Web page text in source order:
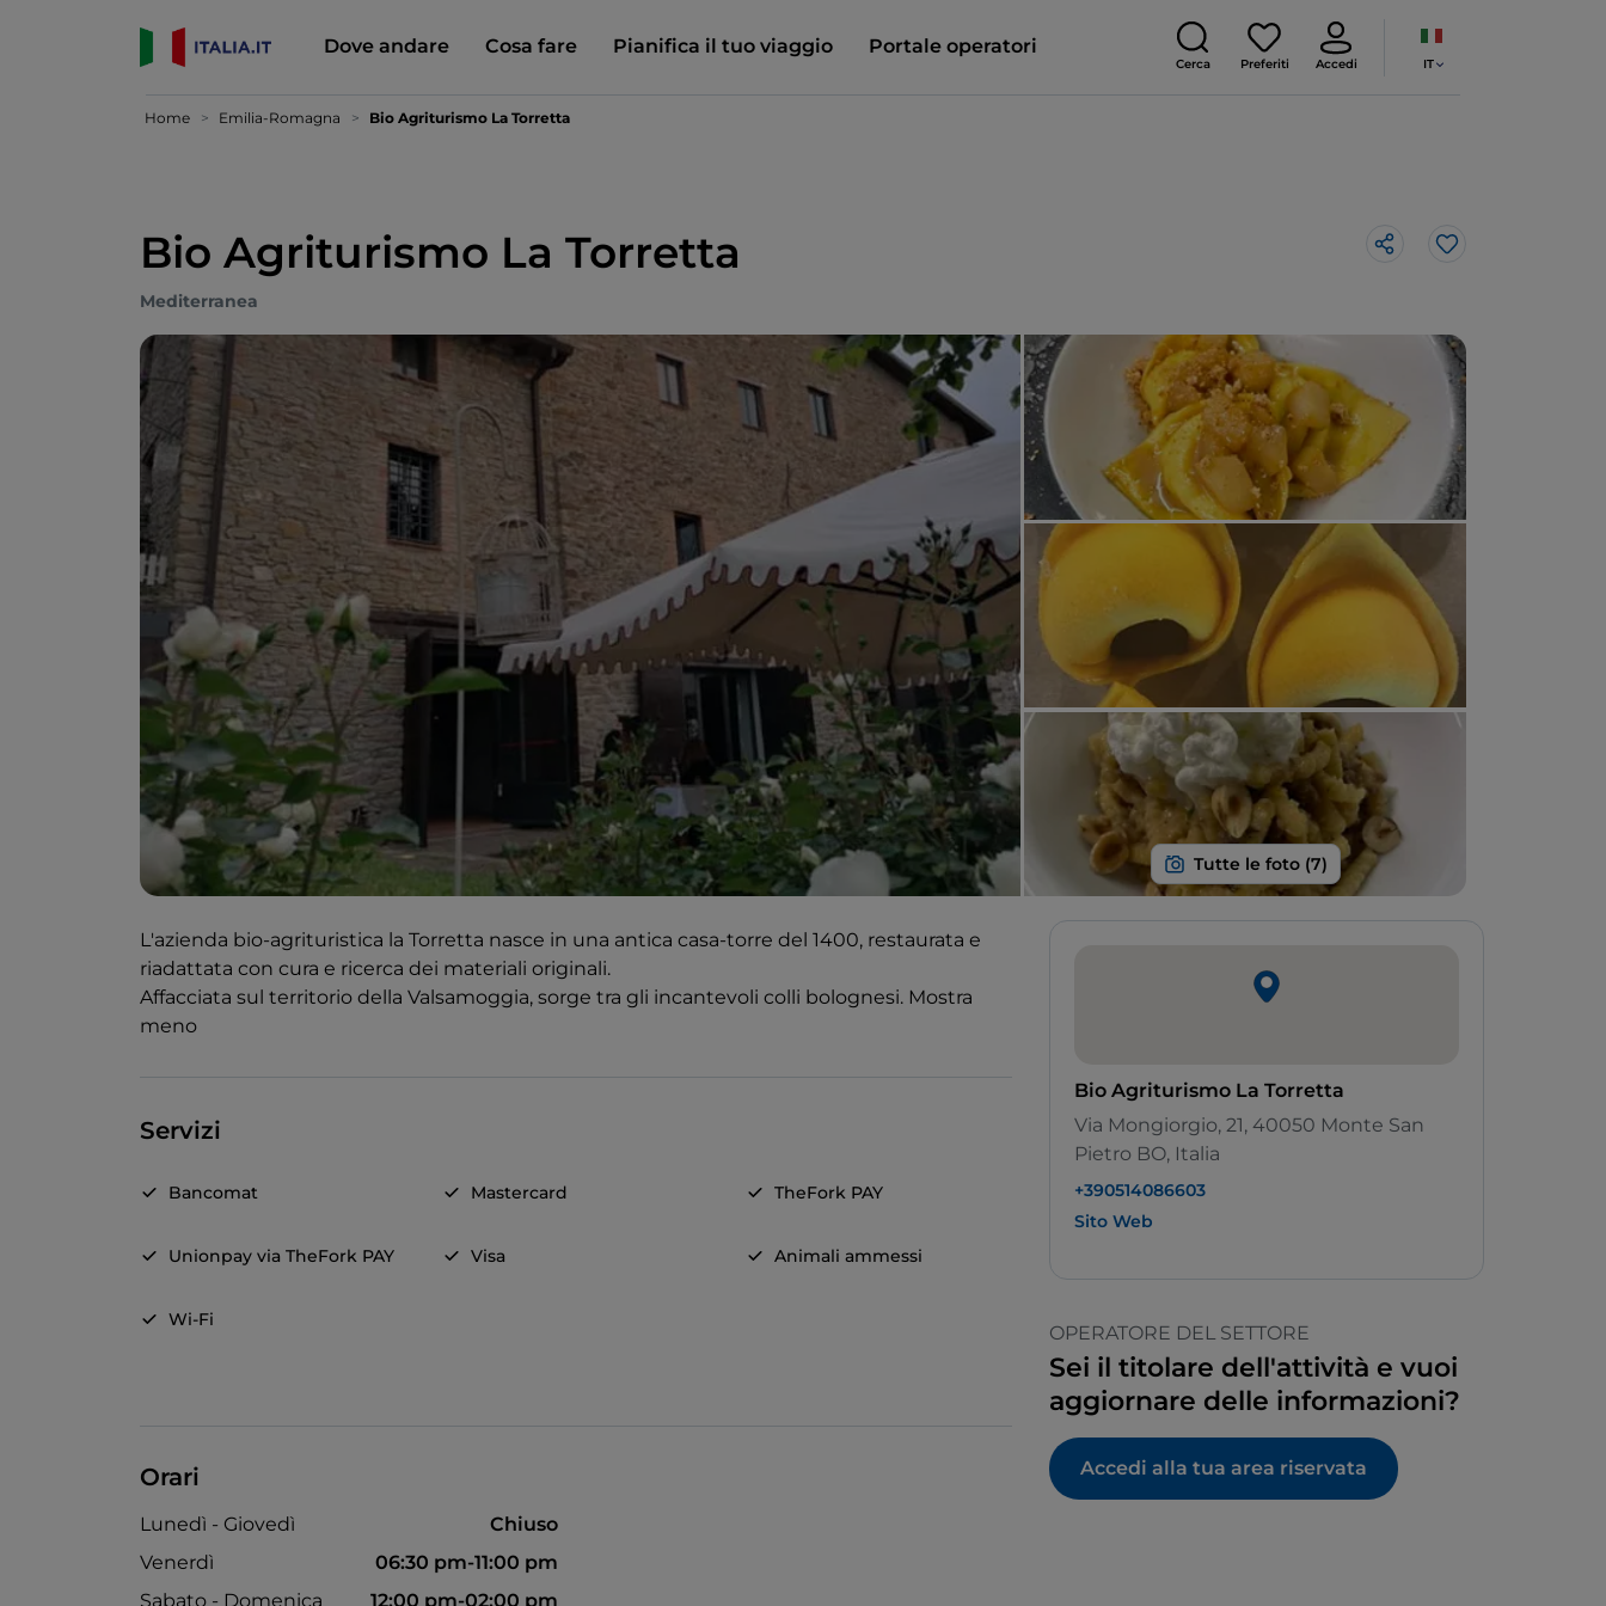
Dove andare Cosa fare Pianifica il tuo viaggio Portale operatori
Cerca Preferiti Accedi IT
Home Emilia-Romagna Bio Agriturismo La Torretta
Bio Agriturismo La Torretta Like
Mediterranea
L'azienda bio-agrituristica la Torretta nasce in una antica casa-torre del 1400, restaurata e
riadattata con cura e ricerca dei materiali originali.
Affacciata sul territorio della Valsamoggia, sorge tra gli incantevoli colli bolognesi. Mostra
meno
Servizi
Bancomat Mastercard TheFork PAY
Unionpay via TheFork PAY Visa Animali ammessi
Wi-Fi
Orari
Lunedì - Giovedì
Chiuso
Venerdì
06:30 pm-11:00 pm
Sabato - Domenica
12:00 pm-02:00 pm
Bio Agriturismo La Torretta
Via Mongiorgio, 21, 40050 Monte San
Pietro BO, Italia
+390514086603
Sito Web
OPERATORE DEL SETTORE
Sei il titolare dell'attività e vuoi
aggiornare delle informazioni?
Accedi alla tua area riservata